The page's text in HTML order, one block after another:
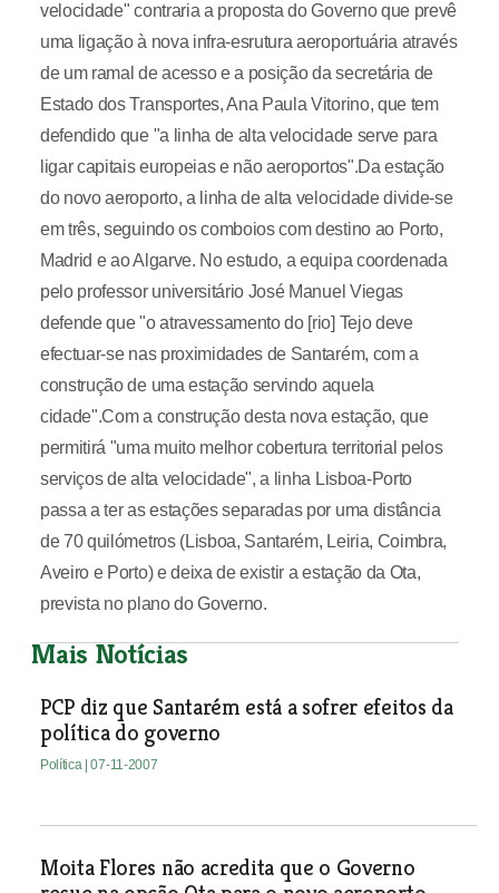
velocidade" contraria a proposta do Governo que prevê
uma ligação à nova infra-esrutura aeroportuária através
de um ramal de acesso e a posição da secretária de
Estado dos Transportes, Ana Paula Vitorino, que tem
defendido que "a linha de alta velocidade serve para
ligar capitais europeias e não aeroportos".Da estação
do novo aeroporto, a linha de alta velocidade divide-se
em três, seguindo os comboios com destino ao Porto,
Madrid e ao Algarve. No estudo, a equipa coordenada
pelo professor universitário José Manuel Viegas
defende que "o atravessamento do [rio] Tejo deve
efectuar-se nas proximidades de Santarém, com a
construção de uma estação servindo aquela
cidade".Com a construção desta nova estação, que
permitirá "uma muito melhor cobertura territorial pelos
serviços de alta velocidade", a linha Lisboa-Porto
passa a ter as estações separadas por uma distância
de 70 quilómetros (Lisboa, Santarém, Leiria, Coimbra,
Aveiro e Porto) e deixa de existir a estação da Ota,
prevista no plano do Governo.
Mais Notícias
PCP diz que Santarém está a sofrer efeitos da
política do governo
Política | 07-11-2007
Moita Flores não acredita que o Governo